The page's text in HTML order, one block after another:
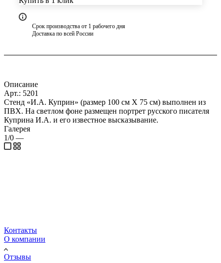
Срок производства от 1 рабочего дня
Доставка по всей России
Описание
Арт.: 5201
Стенд «И.А. Куприн» (размер 100 см Х 75 см) выполнен из
ПВХ. На светлом фоне размещен портрет русского писателя
Куприна И.А. и его известное высказывание.
Галерея
1/0 —
Контакты
О компании
Отзывы